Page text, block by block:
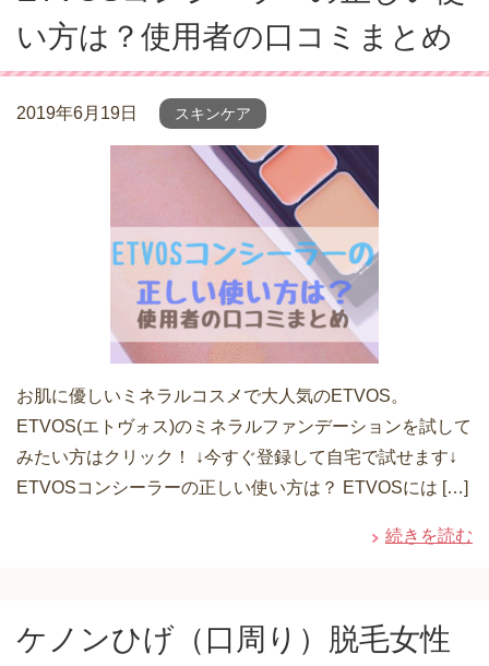
い方は？使用者の口コミまとめ
2019年6月19日 スキンケア
お肌に優しいミネラルコスメで大人気のETVOS。
ETVOS(エトヴォス)のミネラルファンデーションを試して
みたい方はクリック！ ↓今すぐ登録して自宅で試せます↓
ETVOSコンシーラーの正しい使い方は？ ETVOSには […]
続きを読む
ケノンひげ（口周り）脱毛女性